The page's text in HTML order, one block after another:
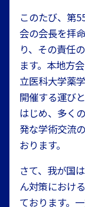
このたび、第
会の会長を拝
り、その責任
ます。本地方
立医科大学薬
開催する運び
はじめ、多く
発な学術交流
おります。
さて、我が国
ん対策におけ
ております。